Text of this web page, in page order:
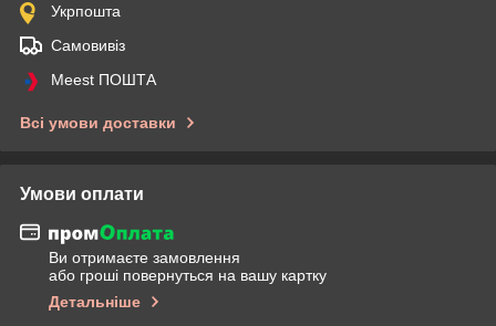
Укрпошта
Самовивіз
Meest ПОШТА
Всі умови доставки
Умови оплати
Ви отримаєте замовлення
або гроші повернуться на вашу картку
Детальніше